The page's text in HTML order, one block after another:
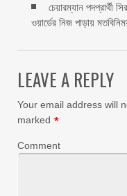
চেয়ারম্যান পদপ্রার্থী
ওয়ার্ডের নিজ পাড়ায়
LEAVE A REPLY
Your email address will
marked *
Comment